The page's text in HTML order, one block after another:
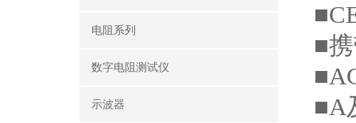
电阻系列
数字电阻测试仪
示波器
■
■A